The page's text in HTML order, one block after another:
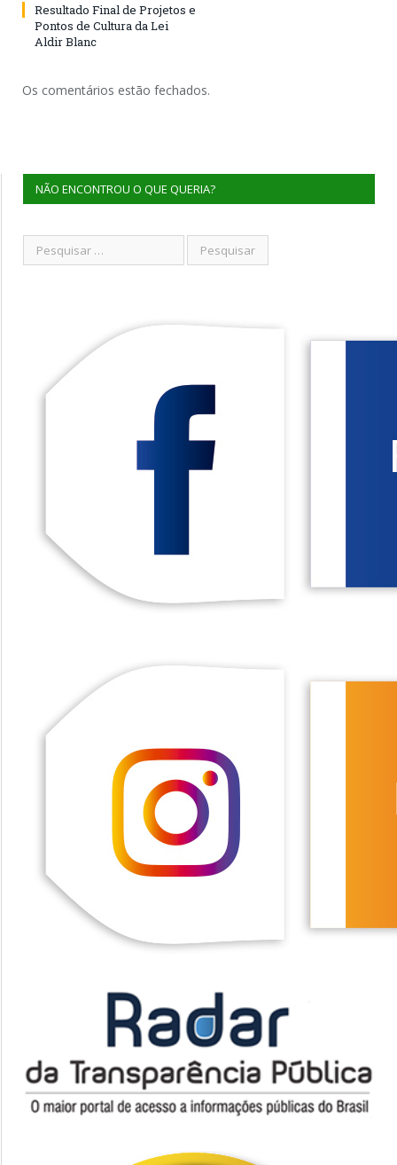
Resultado Final de Projetos e
Pontos de Cultura da Lei
Aldir Blanc
Os comentários estão fechados.
NÃO ENCONTROU O QUE QUERIA?